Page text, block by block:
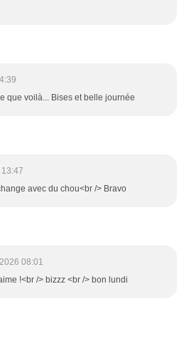
que voilà... Bises et belle journée
avec du chou<br /> Bravo
08:01
!<br /> bizzz <br /> bon lundi